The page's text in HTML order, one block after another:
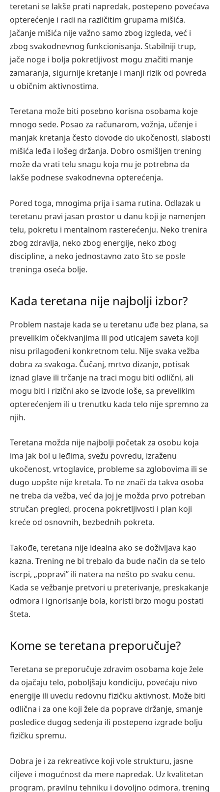
teretani se lakše prati napredak, postepeno povećava
opterećenje i radi na različitim grupama mišića.
Jačanje mišića nije važno samo zbog izgleda, već i
zbog svakodnevnog funkcionisanja. Stabilniji trup,
jače noge i bolja pokretljivost mogu značiti manje
zamaranja, sigurnije kretanje i manji rizik od povreda
u običnim aktivnostima.
Teretana može biti posebno korisna osobama koje
mnogo sede. Posao za računarom, vožnja, učenje i
manjak kretanja često dovode do ukočenosti, slabosti
mišića leđa i lošeg držanja. Dobro osmišljen trening
može da vrati telu snagu koja mu je potrebna da
lakše podnese svakodnevna opterećenja.
Pored toga, mnogima prija i sama rutina. Odlazak u
teretanu pravi jasan prostor u danu koji je namenjen
telu, pokretu i mentalnom rasterećenju. Neko trenira
zbog zdravlja, neko zbog energije, neko zbog
discipline, a neko jednostavno zato što se posle
treninga oseća bolje.
Kada teretana nije najbolji izbor?
Problem nastaje kada se u teretanu uđe bez plana, sa
prevelikim očekivanjima ili pod uticajem saveta koji
nisu prilagođeni konkretnom telu. Nije svaka vežba
dobra za svakoga. Čučanj, mrtvo dizanje, potisak
iznad glave ili trčanje na traci mogu biti odlični, ali
mogu biti i rizični ako se izvode loše, sa prevelikim
opterećenjem ili u trenutku kada telo nije spremno za
njih.
Teretana možda nije najbolji početak za osobu koja
ima jak bol u leđima, svežu povredu, izraženu
ukočenost, vrtoglavice, probleme sa zglobovima ili se
dugo uopšte nije kretala. To ne znači da takva osoba
ne treba da vežba, već da joj je možda prvo potreban
stručan pregled, procena pokretljivosti i plan koji
kreće od osnovnih, bezbednih pokreta.
Takođe, teretana nije idealna ako se doživljava kao
kazna. Trening ne bi trebalo da bude način da se telo
iscrpi, „popravi” ili natera na nešto po svaku cenu.
Kada se vežbanje pretvori u preterivanje, preskakanje
odmora i ignorisanje bola, koristi brzo mogu postati
šteta.
Kome se teretana preporučuje?
Teretana se preporučuje zdravim osobama koje žele
da ojačaju telo, poboljšaju kondiciju, povećaju nivo
energije ili uvedu redovnu fizičku aktivnost. Može biti
odlična i za one koji žele da poprave držanje, smanje
posledice dugog sedenja ili postepeno izgrade bolju
fizičku spremu.
Dobra je i za rekreativce koji vole strukturu, jasne
ciljeve i mogućnost da mere napredak. Uz kvalitetan
program, pravilnu tehniku i dovoljno odmora, trening